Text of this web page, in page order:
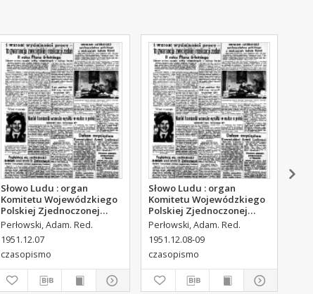
Słowo Ludu : organ
Komitetu Wojewódzkiego
Polskiej Zjednoczonej
Partii Robotniczej, 1951,
R.3, nr 316
Perłowski, Adam. Red.
1951.12.07
czasopismo
Słowo Ludu : organ
Komitetu Wojewódzkiego
Polskiej Zjednoczonej
Partii Robotniczej, 1951,
R.3, nr 317
Perłowski, Adam. Red.
1951.12.08-09
czasopismo